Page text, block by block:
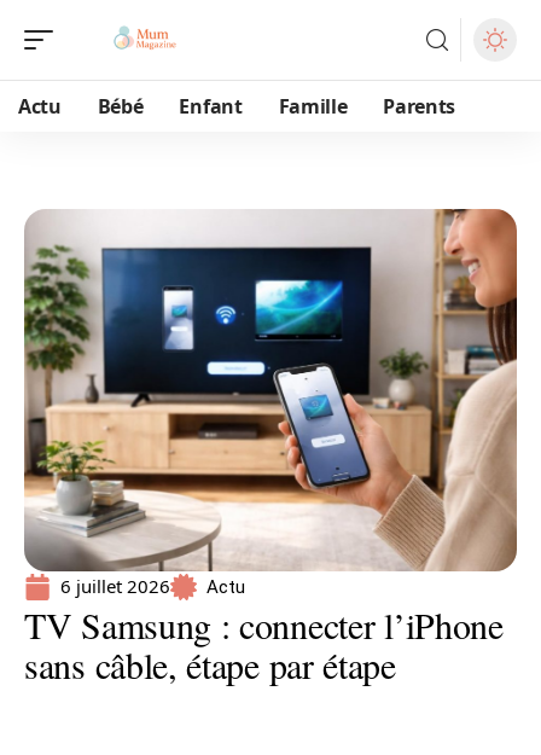
Actu Bébé Enfant Famille Parents
6 juillet 2026 Actu
TV Samsung : connecter l’iPhone
sans câble, étape par étape